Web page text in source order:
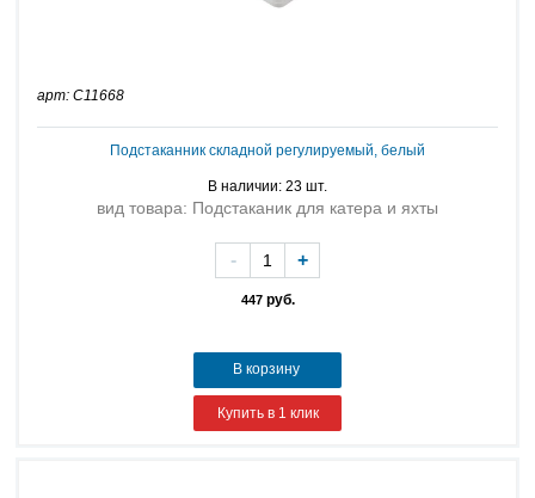
арт: C11668
Подстаканник складной регулируемый, белый
В наличии: 23 шт.
вид товара: Подстаканик для катера и яхты
447руб.
- +
В корзину
Купить в 1 клик